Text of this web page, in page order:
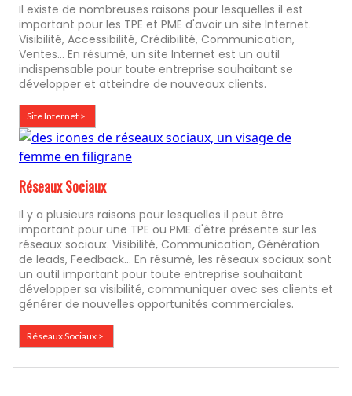
Il existe de nombreuses raisons pour lesquelles il est
important pour les TPE et PME d'avoir un site Internet.
Visibilité, Accessibilité, Crédibilité, Communication,
Ventes... En résumé, un site Internet est un outil
indispensable pour toute entreprise souhaitant se
développer et atteindre de nouveaux clients.
Site Internet >
Réseaux Sociaux
Il y a plusieurs raisons pour lesquelles il peut être
important pour une TPE ou PME d'être présente sur les
réseaux sociaux. Visibilité, Communication, Génération
de leads, Feedback... En résumé, les réseaux sociaux sont
un outil important pour toute entreprise souhaitant
développer sa visibilité, communiquer avec ses clients et
générer de nouvelles opportunités commerciales.
Réseaux Sociaux >